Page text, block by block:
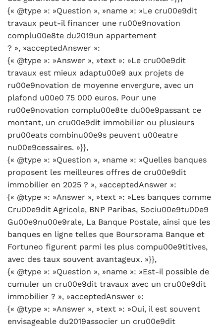
{« @type »: »Question », »name »: »Le cru00e9dit
travaux peut-il financer une ru00e9novation
complu00e8te du2019un appartement
? », »acceptedAnswer »:
{« @type »: »Answer », »text »: »Le cru00e9dit
travaux est mieux adaptu00e9 aux projets de
ru00e9novation de moyenne envergure, avec un
plafond u00e0 75 000 euros. Pour une
ru00e9novation complu00e8te du00e9passant ce
montant, un cru00e9dit immobilier ou plusieurs
pru00eats combinu00e9s peuvent u00eatre
nu00e9cessaires. »}},
{« @type »: »Question », »name »: »Quelles banques
proposent les meilleures offres de cru00e9dit
immobilier en 2025 ? », »acceptedAnswer »:
{« @type »: »Answer », »text »: »Les banques comme
Cru00e9dit Agricole, BNP Paribas, Sociu00e9tu00e9
Gu00e9nu00e9rale, La Banque Postale, ainsi que les
banques en ligne telles que Boursorama Banque et
Fortuneo figurent parmi les plus compu00e9titives,
avec des taux souvent avantageux. »}},
{« @type »: »Question », »name »: »Est-il possible de
cumuler un cru00e9dit travaux avec un cru00e9dit
immobilier ? », »acceptedAnswer »:
{« @type »: »Answer », »text »: »Oui, il est souvent
envisageable du2019associer un cru00e9dit